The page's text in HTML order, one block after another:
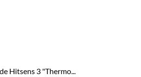
Hitsens 3 "Thermo...